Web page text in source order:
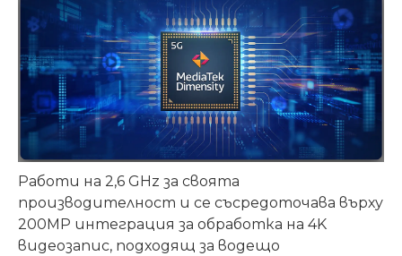
Работи на 2,6 GHz за своята
производителност и се съсредоточава върху
200MP интеграция за обработка на 4K
видеозапис, подходящ за водещо